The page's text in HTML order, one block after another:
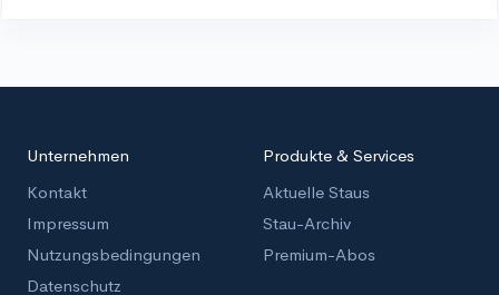
Unternehmen
Kontakt
Impressum
Nutzungsbedingungen
Datenschutz
Produkte & Services
Aktuelle Staus
Stau-Archiv
Premium-Abos